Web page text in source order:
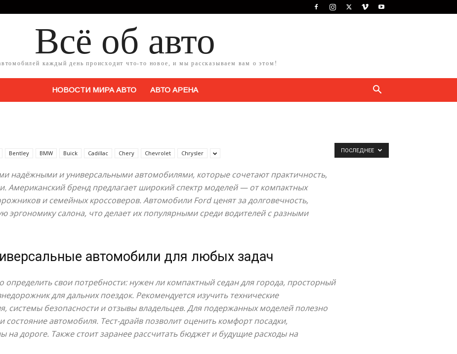
Всё об авто
каждый день происходит что-то новое, и мы рассказываем вам о этом!
НОВОСТИ МИРА АВТО АВТО АРЕНА
Bentley BMW Buick Cadillac Chery Chevrolet Chrysler
надёжными и универсальными автомобилями, которые сочетают практичность,
Американский бренд предлагает широкий спектр моделей — от компактных
и семейных кроссоверов. Автомобили Ford ценят за долговечность,
эргономику салона, что делает их популярными среди водителей с разными
автомобили для любых задач
свои потребности: нужен ли компактный седан для города, просторный
для дальних поездок. Рекомендуется изучить технические
системы безопасности и отзывы владельцев. Для подержанных моделей полезно
автомобиля. Тест-драйв позволит оценить комфорт посадки,
дороге. Также стоит заранее рассчитать бюджет и будущие расходы на
ПОСЛЕДНЕЕ